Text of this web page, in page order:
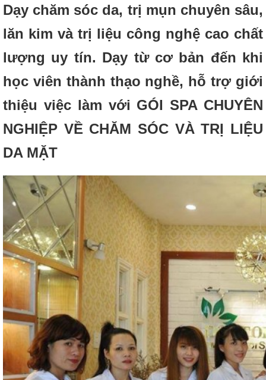
Dạy chăm sóc da, trị mụn chuyên sâu,
lăn kim và trị liệu công nghệ cao chất
lượng uy tín. Dạy từ cơ bản đến khi
học viên thành thạo nghề, hỗ trợ giới
thiệu việc làm với GÓI SPA CHUYÊN
NGHIỆP VỀ CHĂM SÓC VÀ TRỊ LIỆU
DA MẶT